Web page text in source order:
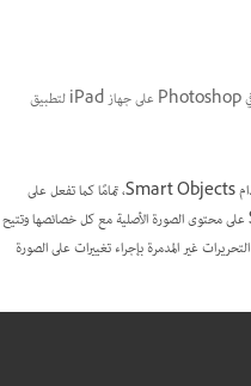
تعرَّف على كيفية استخدام طبقات Smart Objects في Photoshop على جهاز iPad لتطبيق
يتيح لك Photoshop على جهاز iPad العمل باستخدام Smart Objects، تمامًا كما تفعل على
تطبيق سطح المكتب. تحافظ طبقات Smart Objects على محتوى الصورة الأصلية مع كل خصائصها وتتيح
غير المدمرة بإجراء تغييرات على الصورة